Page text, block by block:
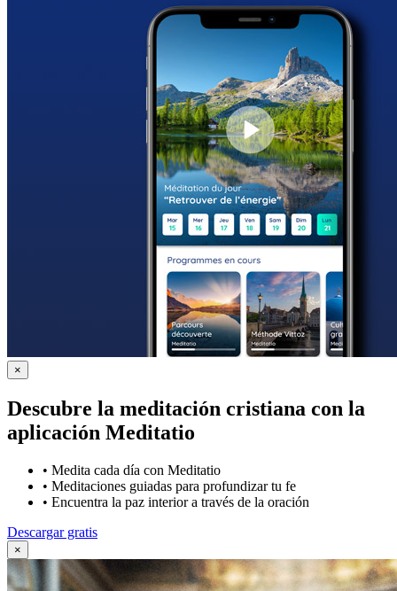
×
Descubre la meditación cristiana con la
aplicación Meditatio
• Medita cada día con Meditatio
• Meditaciones guiadas para profundizar tu fe
• Encuentra la paz interior a través de la oración
Descargar gratis
×